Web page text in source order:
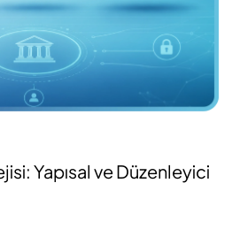
Yapısal ve Düzenleyici